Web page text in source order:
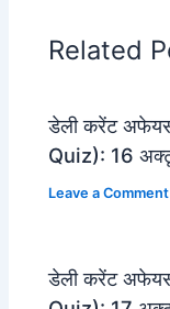
Related
डेली करेंट
Quiz): 16
Leave a Comment
डेली करेंट